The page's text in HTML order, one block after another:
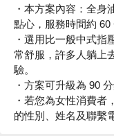
・本方案內容：全
點心，服務時間約 60
・選用比一般中式
常舒服，許多人躺上
驗。
・方案可升級為 90
・若您為女性消費
的性別、姓名及聯繫